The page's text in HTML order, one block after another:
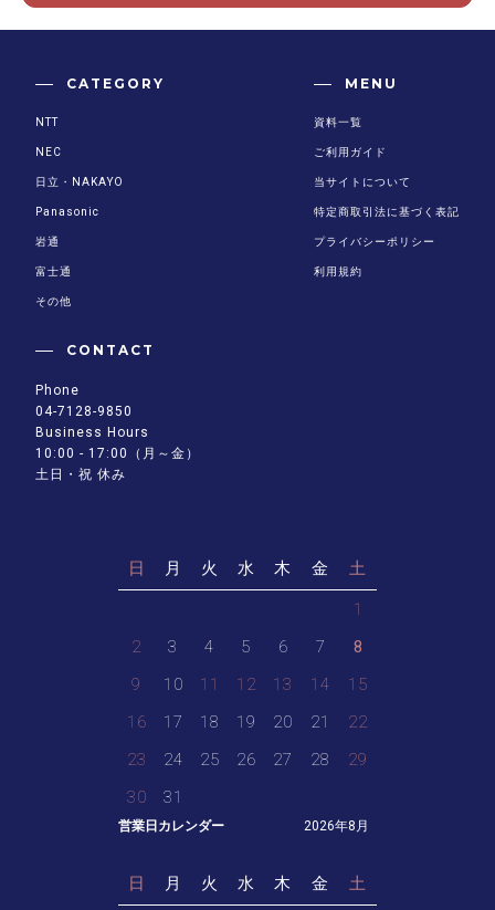
営業日カレンダー 2026年8月
日 月 火 水 木 金 土
1
2
3 4 5 6 7
8
9
10 11 12 13 14
15
16
17 18 19 20 21
22
23
24 25 26 27 28
29
30
31
日 月 火 水 木 金 土
CATEGORY
NTT
NEC
日立・NAKAYO
Panasonic
岩通
富士通
その他
MENU
資料一覧
ご利用ガイド
当サイトについて
特定商取引法に基づく表記
プライバシーポリシー
利用規約
CONTACT
Phone
04-7128-9850
Business Hours
10:00 - 17:00（月～金）
土日・祝 休み